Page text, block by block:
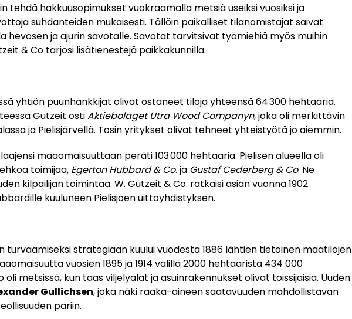
tehdä hakkuusopimukset vuokraamalla metsiä useiksi vuosiksi ja
suhdanteiden mukaisesti. Tällöin paikalliset tilanomistajat saivat
hevosen ja ajurin savotalle. Savotat tarvitsivat työmiehiä myös muihin
& Co tarjosi lisätienestejä paikkakunnilla.
yhtiön puunhankkijat olivat ostaneet tiloja yhteensä 64 300 hehtaaria.
Gutzeit ostiAktiebolaget Utra Wood Companyn, joka oli merkittävin
ja Pielisjärvellä. Tosin yritykset olivat tehneet yhteistyötä jo aiemmin.
maaomaisuuttaan peräti 103 000 hehtaaria. Pielisen alueella oli
toimijaa, Egerton Hubbard & Co. ja Gustaf Cederberg & Co. Ne
kilpailijan toimintaa. W. Gutzeit & Co. ratkaisi asian vuonna 1902
kuuluneen Pielisjoen uittoyhdistyksen.
turvaamiseksi strategiaan kuului vuodesta 1886 lähtien tietoinen maatilojen
vuosien 1895 ja 1914 välillä 2000 hehtaarista 434 000
oli metsissä, kun taas viljelyalat ja asuinrakennukset olivat toissijaisia. Uuden
Gullichsen, joka näki raaka-aineen saatavuuden mahdollistavan
pariin.